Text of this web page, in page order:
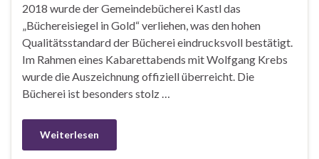
2018 wurde der Gemeindebücherei Kastl das
„Büchereisiegel in Gold“ verliehen, was den hohen
Qualitätsstandard der Bücherei eindrucksvoll bestätigt.
Im Rahmen eines Kabarettabends mit Wolfgang Krebs
wurde die Auszeichnung offiziell überreicht. Die
Bücherei ist besonders stolz …
Weiterlesen